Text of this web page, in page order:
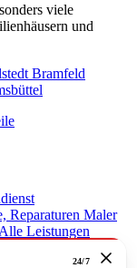
24/7
viele
und
Bramfeld
Reparaturen Maler
Alle Leistungen